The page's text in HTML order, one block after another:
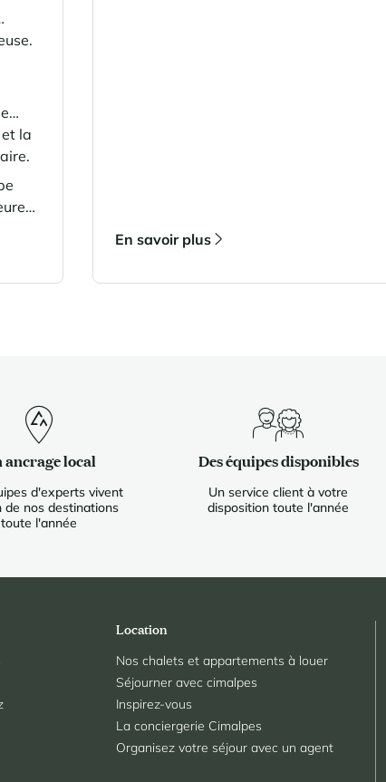
la
En savoir plus
ancrage local
d'experts vivent
de nos destinations
toute l'année
Des équipes disponibles
Un service client à votre
disposition toute l'année
Location
Nos chalets et appartements à louer
Séjourner avec cimalpes
Inspirez-vous
La conciergerie Cimalpes
Organisez votre séjour avec un agent